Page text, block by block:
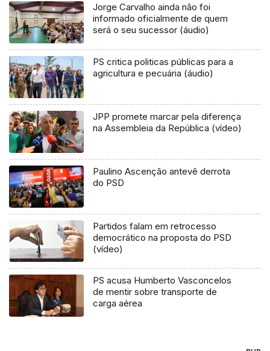
Jorge Carvalho ainda não foi
informado oficialmente de quem
será o seu sucessor (áudio)
PS critica politicas públicas para a
agricultura e pecuária (áudio)
JPP promete marcar pela diferença
na Assembleia da República (vídeo)
Paulino Ascenção antevê derrota
do PSD
Partidos falam em retrocesso
democrático na proposta do PSD
(vídeo)
PS acusa Humberto Vasconcelos
de mentir sobre transporte de
carga aérea